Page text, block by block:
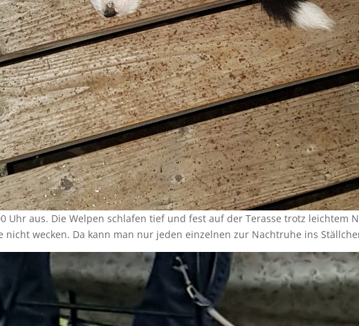
Uhr aus. Die Welpen schlafen tief und fest auf der Terasse trotz leichtem
nicht wecken. Da kann man nur jeden einzelnen zur Nachtruhe ins